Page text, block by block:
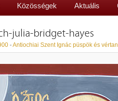
Közösségek Aktuális
julia-bridget-hayes
-Antiochiai Szent Ignác püspök és